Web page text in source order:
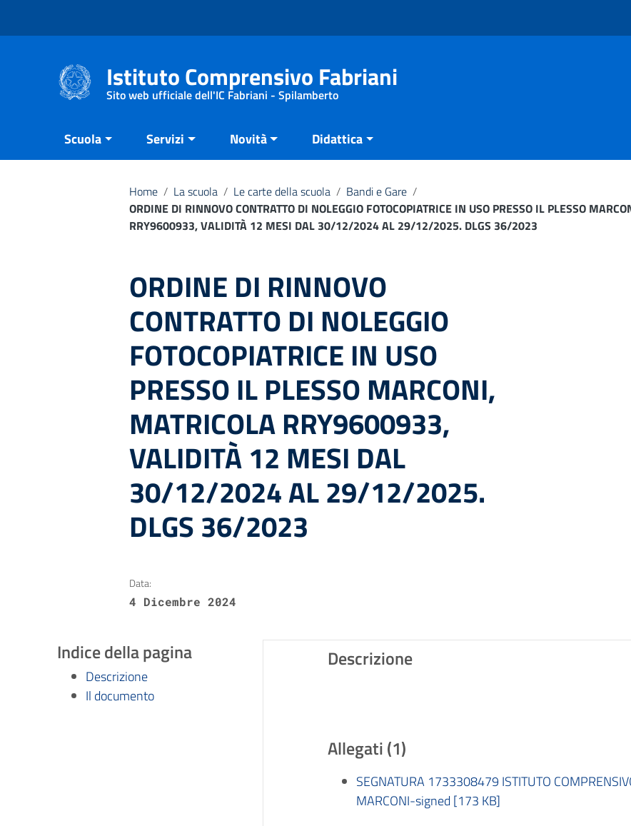
Istituto Comprensivo Fabriani
Sito web ufficiale dell'IC Fabriani - Spilamberto
Scuola Servizi Novità Didattica
Home / La scuola / Le carte della scuola / Bandi e Gare /
ORDINE DI RINNOVO CONTRATTO DI NOLEGGIO FOTOCOPIATRICE IN USO PRESSO IL PLESSO
RRY9600933, VALIDITÀ 12 MESI DAL 30/12/2024 AL 29/12/2025. DLGS 36/2023
ORDINE DI RINNOVO
CONTRATTO DI NOLEGGIO
FOTOCOPIATRICE IN USO
PRESSO IL PLESSO MARCONI,
MATRICOLA RRY9600933,
VALIDITÀ 12 MESI DAL
30/12/2024 AL 29/12/2025.
DLGS 36/2023
Data:
4 Dicembre 2024
Indice della pagina
Descrizione
Il documento
Descrizione
Allegati (1)
SEGNATURA 1733308479 ISTITUTO
MARCONI-signed [173 KB]